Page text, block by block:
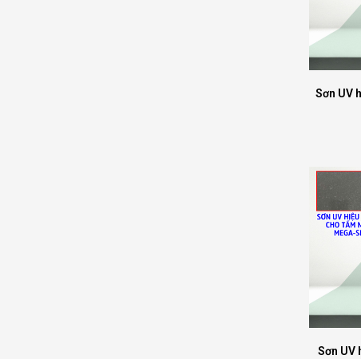
Sơn UV
Sơn UV